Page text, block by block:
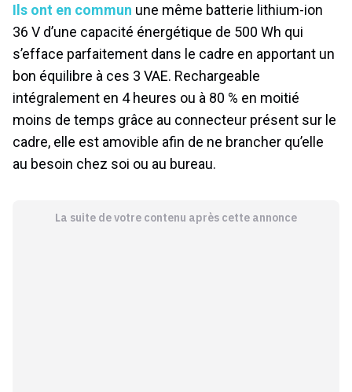
Ils ont en commun une même batterie lithium-ion
36 V d’une capacité énergétique de 500 Wh qui
s’efface parfaitement dans le cadre en apportant un
bon équilibre à ces 3 VAE. Rechargeable
intégralement en 4 heures ou à 80 % en moitié
moins de temps grâce au connecteur présent sur le
cadre, elle est amovible afin de ne brancher qu’elle
au besoin chez soi ou au bureau.
La suite de votre contenu après cette annonce